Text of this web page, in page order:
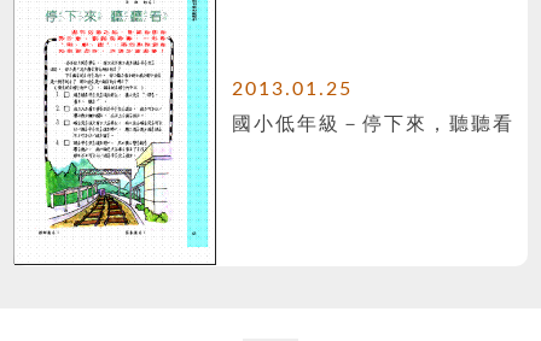
2013.01.25
國小低年級－停下來，聽聽看